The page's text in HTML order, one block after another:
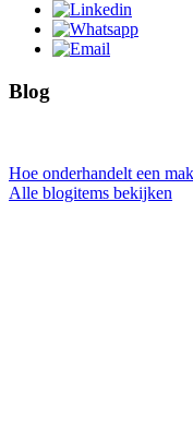
Blog
Hoe onderhandelt een
Alle blogitems bekijken